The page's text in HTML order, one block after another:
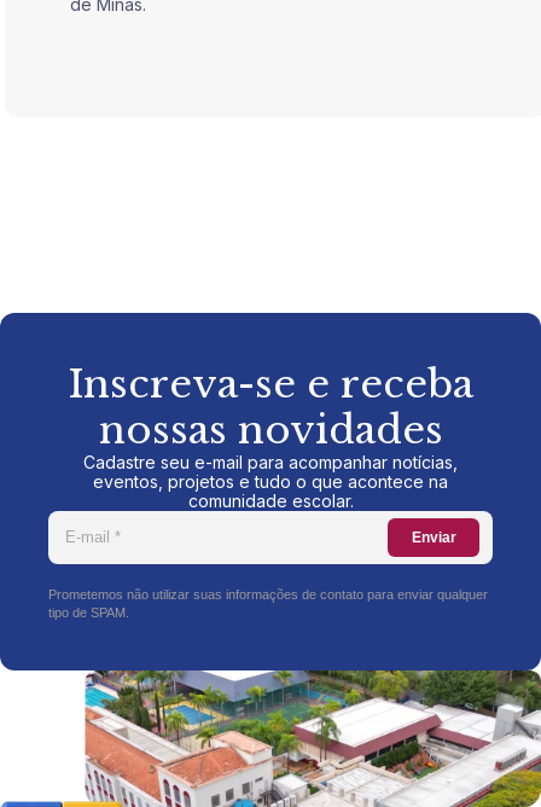
Inscreva-se e receba
nossas novidades
Cadastre seu e-mail para acompanhar notícias,
eventos, projetos e tudo o que acontece na
comunidade escolar.
Enviar
Prometemos não utilizar suas informações de contato para enviar qualquer
tipo de SPAM.